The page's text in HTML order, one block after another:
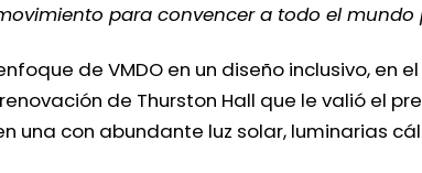
para convencer a todo el mundo
de VMDO en un diseño inclusivo, en
de Thurston Hall que le valió el
una con abundante luz solar, luminarias